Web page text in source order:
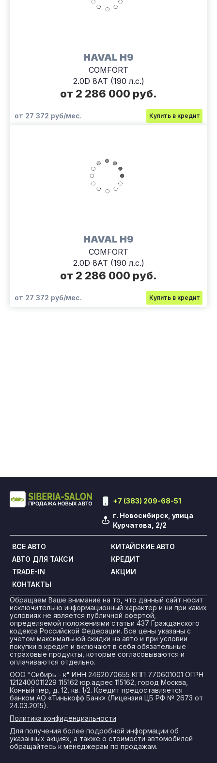
HAVAL H9
COMFORT
2.0D 8АТ (190 л.с.)
от 2 286 000 руб.
от 27 372 руб/мес. Купить в кредит
HAVAL H9
COMFORT
2.0D 8АТ (190 л.с.)
от 2 286 000 руб.
от 27 372 руб/мес. Купить в кредит
+7 (383) 209-68-51
г. Новосибирск, улица
Курчатова, 2/2
ВСЕ АВТО
КИТАЙСКИЕ АВТО
АВТО ДЛЯ ТАКСИ
КРЕДИТ
TRADE-IN
АКЦИИ
КОНТАКТЫ
Обращаем Ваше внимание на то, что данный сайт носит
исключительно информационный характер и ни при каких
условиях не является публичной офертой,
определяемой положениями статьи 437 Гражданского
кодекса Российской Федерации. Все цены указаны с
учетом максимальной скидки на авто и при условии
покупки в кредит и включают в себя обязательные
страховые продукты, которые согласовываются и
оплачиваются отдельно.
ООО "Сибирь - к" ИНН 2462070655 КПП 770601001 ОГРН
1212400011229 115162 юр.адрес 115162, город Москва,
Конный пер, д. 12, кв. 1/2. Кредит предоставляется
банком АО «Тинькофф Банк» (Лицензия ЦБ РФ № 2673 от
24.03.2015).
Политика конфиденциальности
Для получения более подробной информации об
указанных акциях, а также о стоимости автомобилей
обращайтесь к менеджерам по продажам.